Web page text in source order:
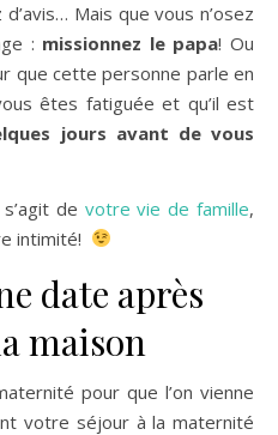
Mais que vous n’osez
: missionnez le papa! Ou
que cette personne parle en
êtes fatiguée et qu’il est
jours avant de vous
de votre vie de famille,
intimité!
date après
maison
pour que l’on vienne
votre séjour à la maternité